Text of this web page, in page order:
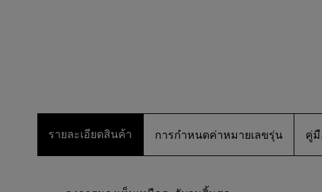
รายละเอียดสินค้า การกำหนดค่าหมายเลขรุ่น คู่